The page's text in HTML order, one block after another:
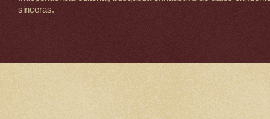
sinceras.